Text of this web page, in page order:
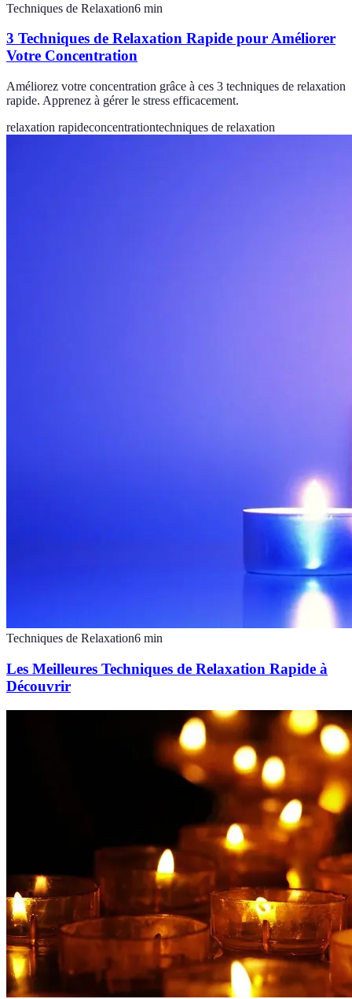
Techniques de Relaxation6 min
3 Techniques de Relaxation Rapide pour Améliorer
Votre Concentration
Améliorez votre concentration grâce à ces 3 techniques de relaxation
rapide. Apprenez à gérer le stress efficacement.
relaxation rapideconcentrationtechniques de relaxation
Techniques de Relaxation6 min
Les Meilleures Techniques de Relaxation Rapide à
Découvrir